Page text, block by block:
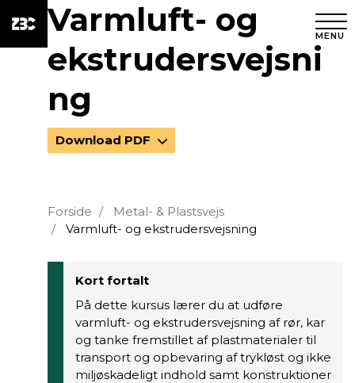
MENU
Varmluft- og
ekstrudersvejsni
ng
Download PDF
Forside
Metal- & Plastsvejs
Varmluft- og ekstrudersvejsning
Kort fortalt
På dette kursus lærer du at udføre
varmluft- og ekstrudersvejsning af rør, kar
og tanke fremstillet af plastmaterialer til
transport og opbevaring af trykløst og ikke
miljøskadeligt indhold samt konstruktioner